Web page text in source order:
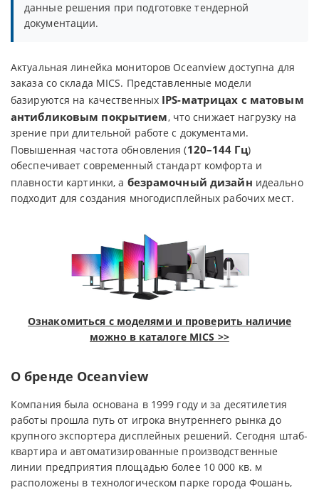
данные решения при подготовке тендерной
документации.
Актуальная линейка мониторов Oceanview доступна для
заказа со склада MICS. Представленные модели
базируются на качественных IPS-матрицах с матовым
антибликовым покрытием, что снижает нагрузку на
зрение при длительной работе с документами.
Повышенная частота обновления (120–144 Гц)
обеспечивает современный стандарт комфорта и
плавности картинки, а безрамочный дизайн идеально
подходит для создания многодисплейных рабочих мест.
Ознакомиться с моделями и проверить наличие
можно в каталоге MICS >>
О бренде Oceanview
Компания была основана в 1999 году и за десятилетия
работы прошла путь от игрока внутреннего рынка до
крупного экспортера дисплейных решений. Сегодня штаб-
квартира и автоматизированные производственные
линии предприятия площадью более 10 000 кв. м
расположены в технологическом парке города Фошань,